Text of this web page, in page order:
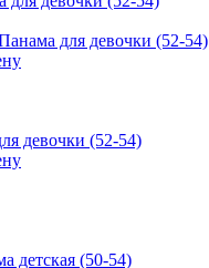
для девочки (52-54)
девочки (52-54)